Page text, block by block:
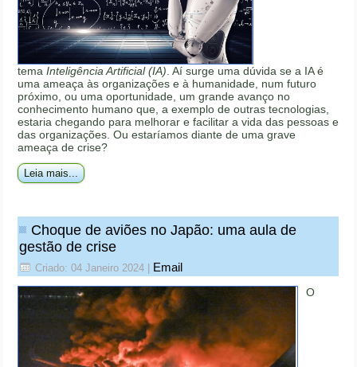
temaInteligência Artificial (IA). Aí surge uma dúvida se a IA é
uma ameaça às organizações e à humanidade, num futuro
próximo, ou uma oportunidade, um grande avanço no
conhecimento humano que, a exemplo de outras tecnologias,
estaria chegando para melhorar e facilitar a vida das pessoas e
das organizações. Ou estaríamos diante de uma grave
ameaça de crise?
Leia mais...
Choque de aviões no Japão: uma aula de
gestão de crise
Criado: 04 Janeiro 2024 Email
O